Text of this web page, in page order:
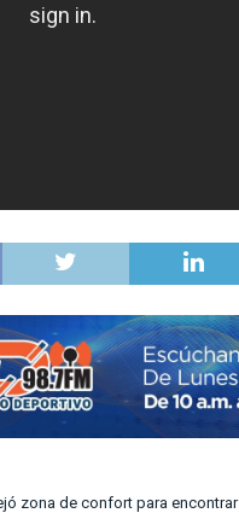
zona de confort para encontrar